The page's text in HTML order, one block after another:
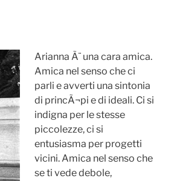
Arianna Ã¨ una cara amica.
Amica nel senso che ci
parli e avverti una sintonia
di princÃ¬pi e di ideali. Ci si
indigna per le stesse
piccolezze, ci si
entusiasma per progetti
vicini. Amica nel senso che
se ti vede debole,